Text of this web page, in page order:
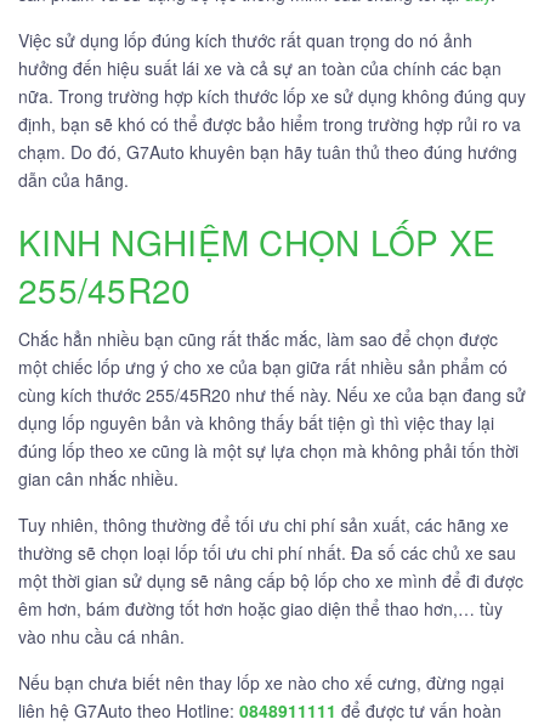
Việc sử dụng lốp đúng kích thước rất quan trọng do nó ảnh
hưởng đến hiệu suất lái xe và cả sự an toàn của chính các bạn
nữa. Trong trường hợp kích thước lốp xe sử dụng không đúng quy
định, bạn sẽ khó có thể được bảo hiểm trong trường hợp rủi ro va
chạm. Do đó, G7Auto khuyên bạn hãy tuân thủ theo đúng hướng
dẫn của hãng.
KINH NGHIỆM CHỌN LỐP XE
255/45R20
Chắc hẳn nhiều bạn cũng rất thắc mắc, làm sao để chọn được
một chiếc lốp ưng ý cho xe của bạn giữa rất nhiều sản phẩm có
cùng kích thước 255/45R20 như thế này. Nếu xe của bạn đang sử
dụng lốp nguyên bản và không thấy bất tiện gì thì việc thay lại
đúng lốp theo xe cũng là một sự lựa chọn mà không phải tốn thời
gian cân nhắc nhiều.
Tuy nhiên, thông thường để tối ưu chi phí sản xuất, các hãng xe
thường sẽ chọn loại lốp tối ưu chi phí nhất. Đa số các chủ xe sau
một thời gian sử dụng sẽ nâng cấp bộ lốp cho xe mình để đi được
êm hơn, bám đường tốt hơn hoặc giao diện thể thao hơn,… tùy
vào nhu cầu cá nhân.
Nếu bạn chưa biết nên thay lốp xe nào cho xế cưng, đừng ngại
liên hệ G7Auto theo Hotline: 0848911111 để được tư vấn hoàn